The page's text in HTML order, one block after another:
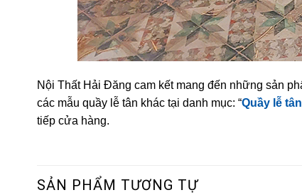
Nội Thất Hải Đăng cam kết mang đến những sản
các mẫu quầy lễ tân khác tại danh mục: “Quầy lễ
tiếp cửa hàng.
SẢN PHẨM TƯƠNG TỰ